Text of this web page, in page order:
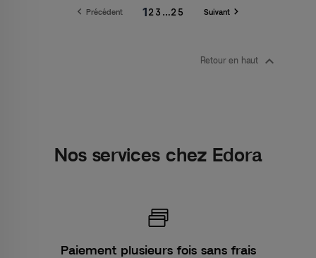
 Précédent 1 2 3 …25 Suivant 
Retour en haut 
Nos services chez Edora
Paiement plusieurs fois sans frais